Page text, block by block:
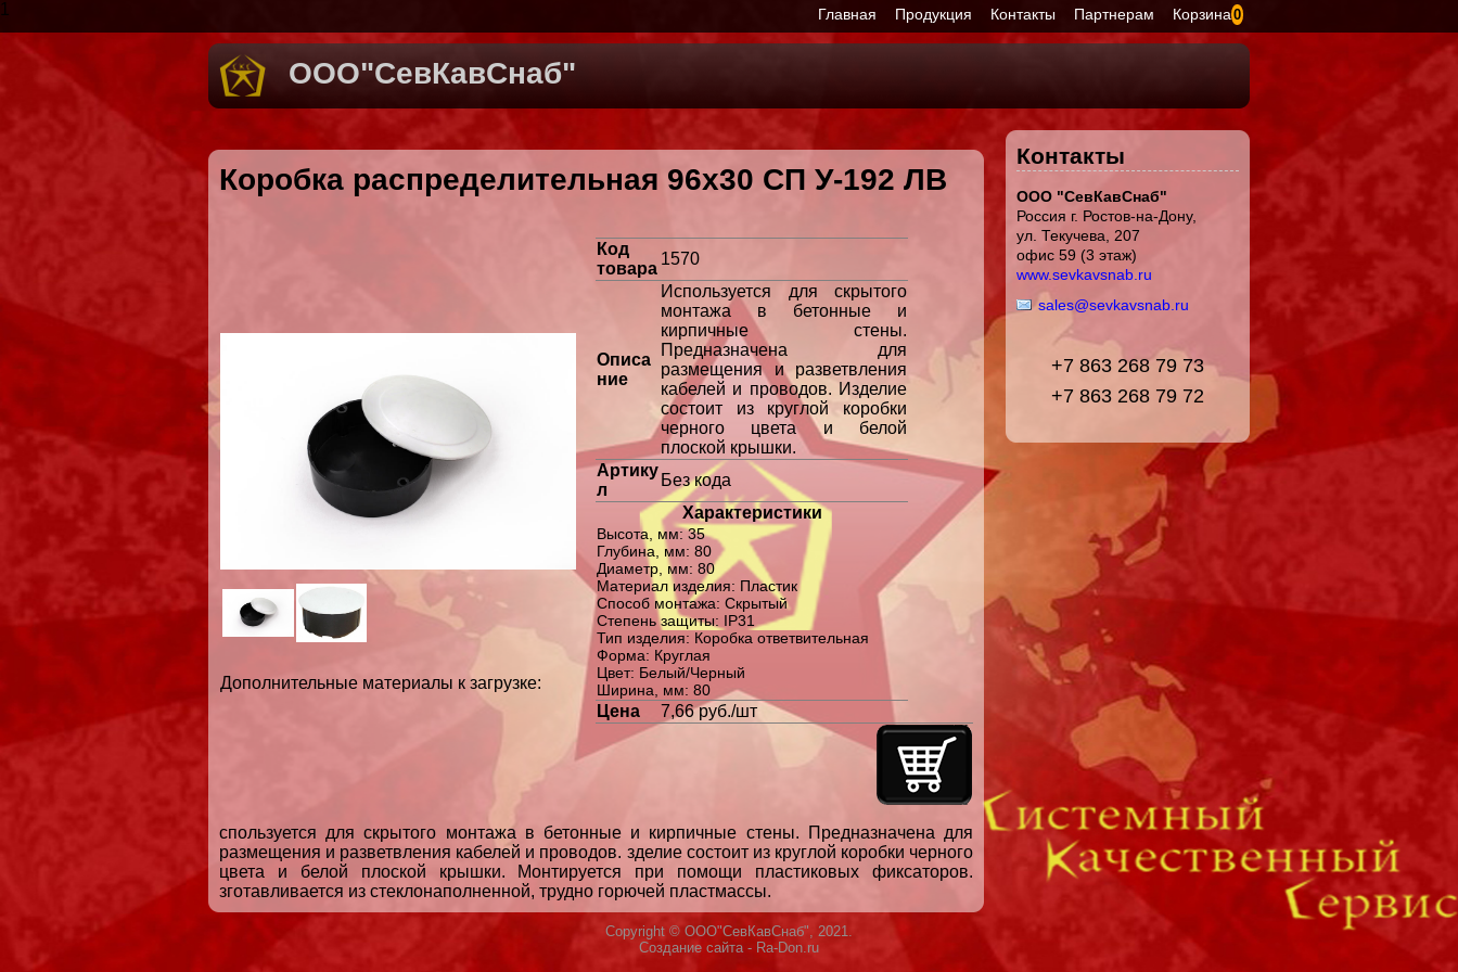
1 Главная Продукция Контакты Партнерам Корзина 0
ООО"СевКавСнаб"
Коробка распределительная 96х30 СП У-192 ЛВ
Дополнительные материалы к загрузке:
Код
товара
1570
Описа
ние
Используется для скрытого
монтажа в бетонные и
кирпичные стены.
Предназначена для
размещения и разветвления
кабелей и проводов. Изделие
состоит из круглой коробки
черного цвета и белой
плоской крышки.
Артику
л
Без кода
Характеристики
Высота, мм: 35
Глубина, мм: 80
Диаметр, мм: 80
Материал изделия: Пластик
Способ монтажа: Скрытый
Степень защиты: IP31
Тип изделия: Коробка ответвительная
Форма: Круглая
Цвет: Белый/Черный
Ширина, мм: 80
Цена 7,66 руб./шт
спользуется для скрытого монтажа в бетонные и кирпичные стены. Предназначена для
размещения и разветвления кабелей и проводов. зделие состоит из круглой коробки черного
цвета и белой плоской крышки. Монтируется при помощи пластиковых фиксаторов.
зготавливается из стеклонаполненной, трудно горючей пластмассы.
Контакты
ООО "СевКавСнаб"
Россия г. Ростов-на-Дону,
ул. Текучева, 207
офис 59 (3 этаж)
www.sevkavsnab.ru
sales@sevkavsnab.ru
+7 863 268 79 73
+7 863 268 79 72
Copyright © ООО"СевКавСнаб", 2021.
Создание сайта - Ra-Don.ru